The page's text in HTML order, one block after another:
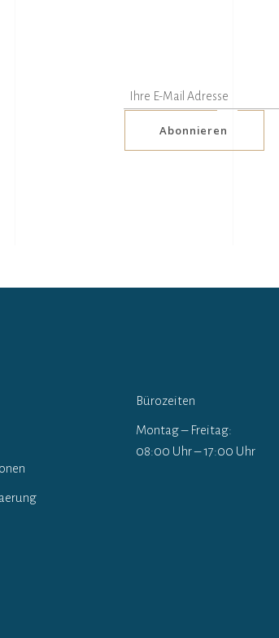
Abonnieren
Bürozeiten
Montag – Freitag:
08:00 Uhr – 17:00 Uhr